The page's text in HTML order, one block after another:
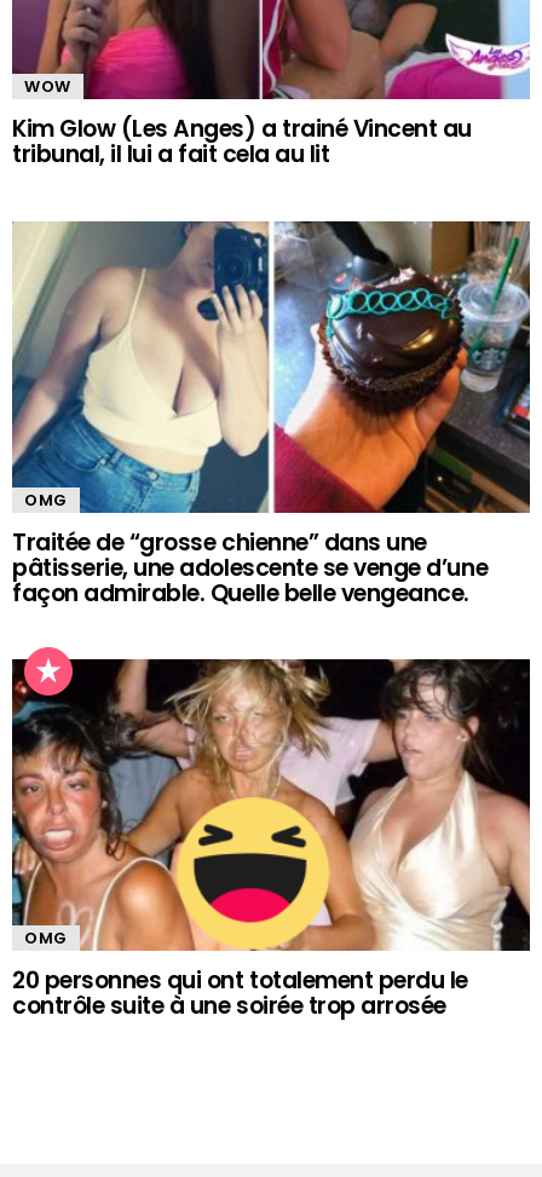
WOW
Kim Glow (Les Anges) a trainé Vincent au
tribunal, il lui a fait cela au lit
OMG
Traitée de “grosse chienne” dans une
pâtisserie, une adolescente se venge d’une
façon admirable. Quelle belle vengeance.
OMG
20 personnes qui ont totalement perdu le
contrôle suite à une soirée trop arrosée